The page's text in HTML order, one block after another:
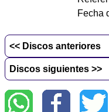
Fecha
<< Discos anteriores
Discos siguientes >>